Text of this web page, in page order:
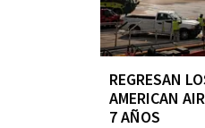
REGRESAN
AMERICAN
7 AÑOS